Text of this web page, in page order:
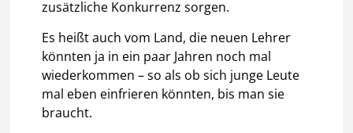
zusätzliche Konkurrenz sorgen.
Es heißt auch vom Land, die neuen Lehrer
könnten ja in ein paar Jahren noch mal
wiederkommen – so als ob sich junge Leute
mal eben einfrieren könnten, bis man sie
braucht.